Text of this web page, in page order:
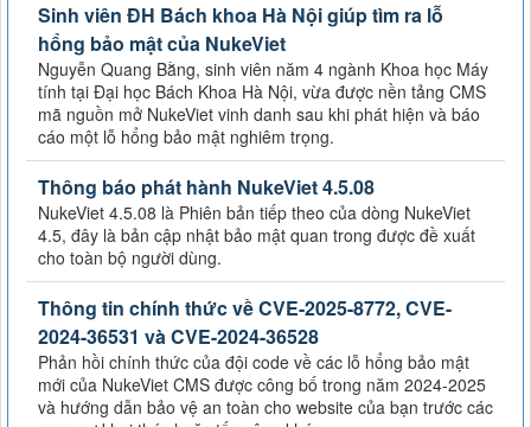
Sinh viên ĐH Bách khoa Hà Nội giúp tìm ra lỗ
hổng bảo mật của NukeViet
Nguyễn Quang Bằng, sinh viên năm 4 ngành Khoa học Máy
tính tại Đại học Bách Khoa Hà Nội, vừa được nền tảng CMS
mã nguồn mở NukeViet vinh danh sau khi phát hiện và báo
cáo một lỗ hổng bảo mật nghiêm trọng.
Thông báo phát hành NukeViet 4.5.08
NukeViet 4.5.08 là Phiên bản tiếp theo của dòng NukeViet
4.5, đây là bản cập nhật bảo mật quan trong được đề xuất
cho toàn bộ người dùng.
Thông tin chính thức về CVE-2025-8772, CVE-
2024-36531 và CVE-2024-36528
Phản hồi chính thức của đội code về các lỗ hổng bảo mật
mới của NukeViet CMS được công bố trong năm 2024-2025
và hướng dẫn bảo vệ an toàn cho website của bạn trước các